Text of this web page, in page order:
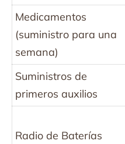
Medicamentos
(suministro para una
semana)
Suministros de
primeros auxilios
Radio de Baterías